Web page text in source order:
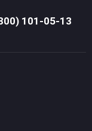
101-05-13